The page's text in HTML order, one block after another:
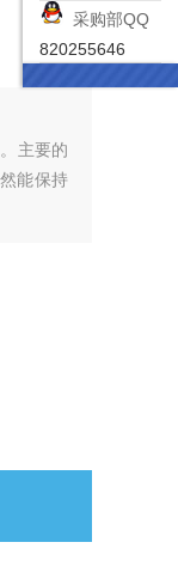
主要的
能保持
采购部QQ
820255646